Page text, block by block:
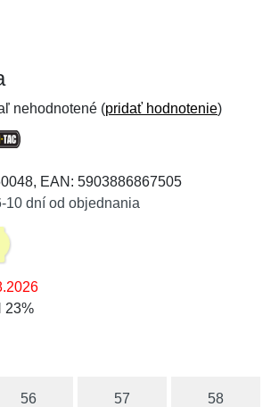
nehodnotené (pridať hodnotenie)
EAN: 5903886867505
10 dní od objednania
23%
56 57 58